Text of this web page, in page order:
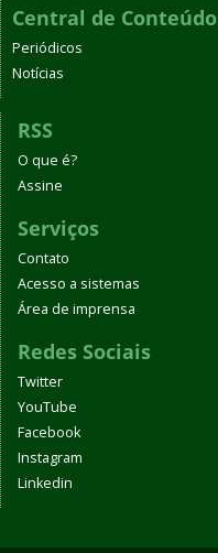
Central de
Periódicos
Notícias
RSS
O que é?
Assine
Serviços
Contato
Acesso a sistemas
Área de imprensa
Redes Sociais
Twitter
YouTube
Facebook
Instagram
Linkedin